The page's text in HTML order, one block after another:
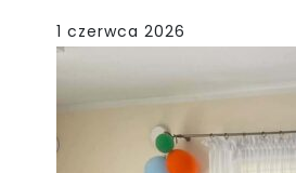
1 czerwca 2026